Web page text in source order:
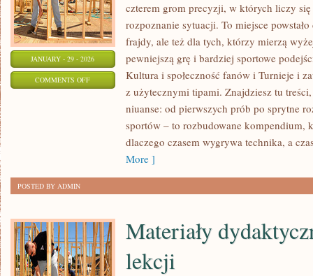
JANUARY - 29 - 2026
COMMENTS OFFON
ZAAWANSOWANE
czterem grom precyzji, w których liczy
rozpoznanie sytuacji. To miejsce
frajdy, ale też dla tych, którzy mierzą
pewniejszą grę i bardziej sportowe
Kultura i społeczność fanów i Turnieje i
z użytecznymi tipami. Znajdziesz tu
niuanse: od pierwszych prób po sprytne
sportów – to rozbudowane kompendium,
dlaczego czasem wygrywa technika, a
More ]
POSTED BY ADMIN
Materiały
lekcji